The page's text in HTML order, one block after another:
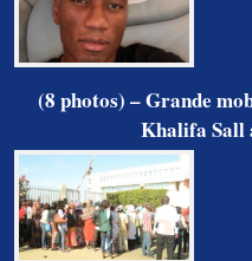
(8 photos) – Grande
Khalifa